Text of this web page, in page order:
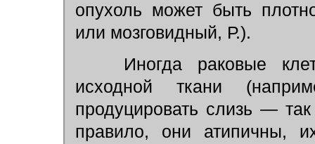
опухоль может быть
или мозговидный, Р.).
Иногда раковые
исходной ткани
продуцировать слизь —
правило, они атипичны,